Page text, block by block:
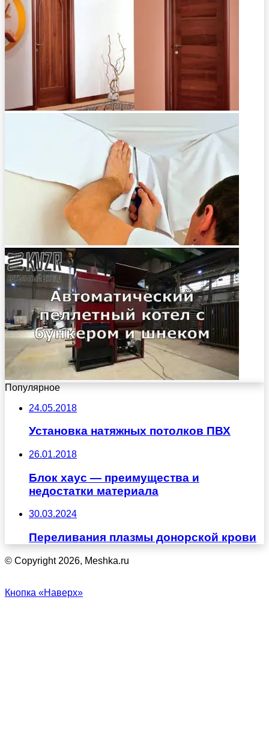
Популярное
24.05.2018
Установка натяжных потолков ПВХ
26.01.2018
Блок хаус — преимущества и
недостатки материала
30.03.2024
Переливания плазмы донорской крови
© Copyright 2026, Meshka.ru
Кнопка «Наверх»